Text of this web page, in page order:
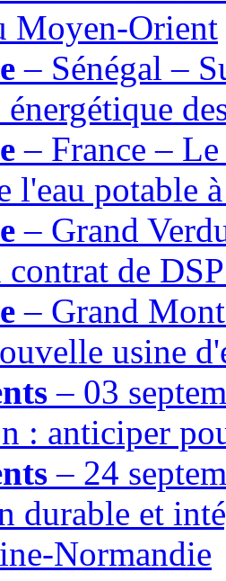
Moyen-Orient
– Sénégal –
– France –
l'eau potable
– Grand
de
– Grand
usine
– 03
: anticiper
– 24
durable et
Normandie